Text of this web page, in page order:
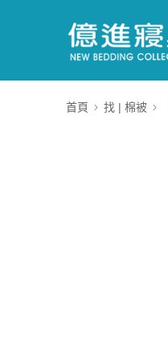
首頁 找 | 棉被